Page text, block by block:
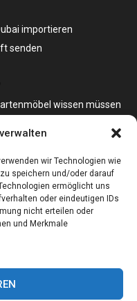
wir Technologien wie
speichern und/oder darauf
ermöglicht uns
oder eindeutigen IDs
nicht erteilen oder
und Merkmale
importieren
senden
wissen müssen